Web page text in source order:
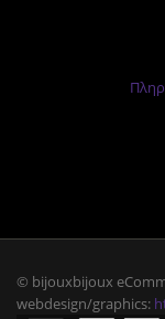
© bijouxbijoux
webdesign/graphics: